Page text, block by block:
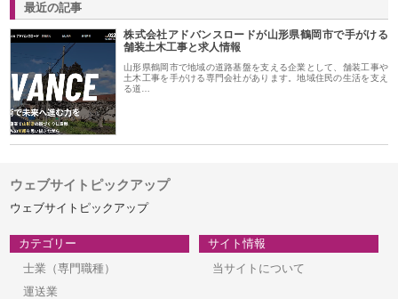
最近の記事
株式会社アドバンスロードが山形県鶴岡市で手がける
舗装土木工事と求人情報
山形県鶴岡市で地域の道路基盤を支える企業として、舗装工事や
土木工事を手がける専門会社があります。地域住民の生活を支え
る道…
ウェブサイトピックアップ
ウェブサイトピックアップ
カテゴリー
士業（専門職種）
運送業
サイト情報
当サイトについて